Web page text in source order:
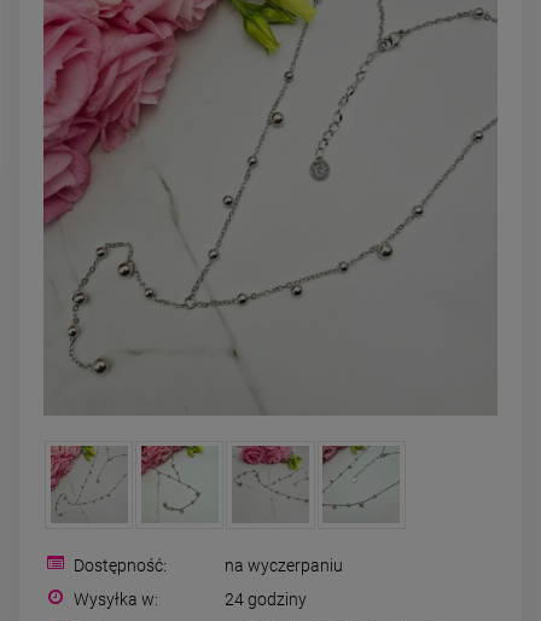
DO KOSZYKA DO KOSZYKA
CHIRURGICZNA motylek
czarny
39,00 zł
Dostępność:
na wyczerpaniu
Wysyłka w:
24 godziny